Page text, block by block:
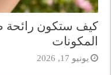
المكونات
يونيو 17, 2026